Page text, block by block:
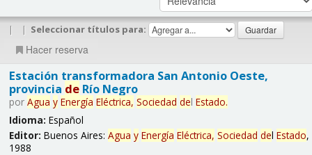
| | Seleccionar títulos para:
Hacer reserva
Estación transformadora San Antonio Oeste,
provincia deRío Negro
por Agua y Energía Eléctrica, Sociedad del Estado.
Idioma: Español
Editor: Buenos Aires: Agua y Energía Eléctrica, Sociedad del Estado,
1988